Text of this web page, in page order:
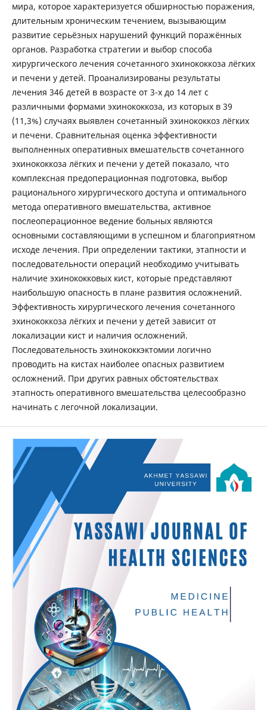
мира, которое характеризуется обширностью поражения,
длительным хроническим течением, вызывающим
развитие серьёзных нарушений функций поражённых
органов. Разработка стратегии и выбор способа
хирургического лечения сочетанного эхинококкоза лёгких
и печени у детей. Проанализированы результаты
лечения 346 детей в возрасте от 3-х до 14 лет с
различными формами эхинококкоза, из которых в 39
(11,3%) случаях выявлен сочетанный эхинококкоз лёгких
и печени. Сравнительная оценка эффективности
выполненных оперативных вмешательств сочетанного
эхинококкоза лёгких и печени у детей показало, что
комплексная предоперационная подготовка, выбор
рационального хирургического доступа и оптимального
метода оперативного вмешательства, активное
послеоперационное ведение больных являются
основными составляющими в успешном и благоприятном
исходе лечения. При определении тактики, этапности и
последовательности операций необходимо учитывать
наличие эхинококковых кист, которые представляют
наибольшую опасность в плане развития осложнений.
Эффективность хирургического лечения сочетанного
эхинококкоза лёгких и печени у детей зависит от
локализации кист и наличия осложнений.
Последовательность эхинококкэктомии логично
проводить на кистах наиболее опасных развитием
осложнений. При других равных обстоятельствах
этапность оперативного вмешательства целесообразно
начинать с легочной локализации.